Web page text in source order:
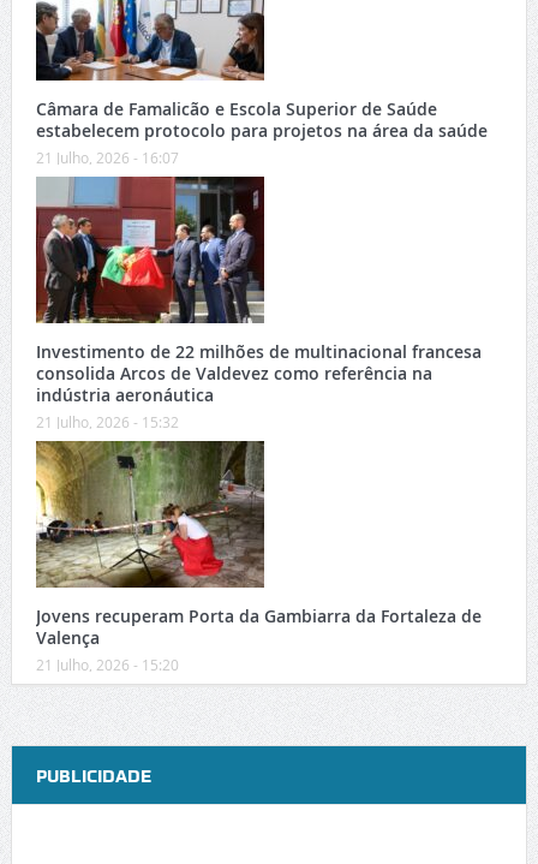
Câmara de Famalicão e Escola Superior de Saúde
estabelecem protocolo para projetos na área da saúde
21 Julho, 2026 - 16:07
Investimento de 22 milhões de multinacional francesa
consolida Arcos de Valdevez como referência na
indústria aeronáutica
21 Julho, 2026 - 15:32
Jovens recuperam Porta da Gambiarra da Fortaleza de
Valença
21 Julho, 2026 - 15:20
PUBLICIDADE